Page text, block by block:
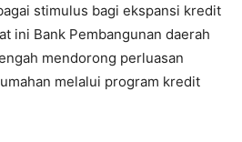
stimulus bagi ekspansi kredit
ini Bank Pembangunan daerah
mendorong perluasan
melalui program kredit